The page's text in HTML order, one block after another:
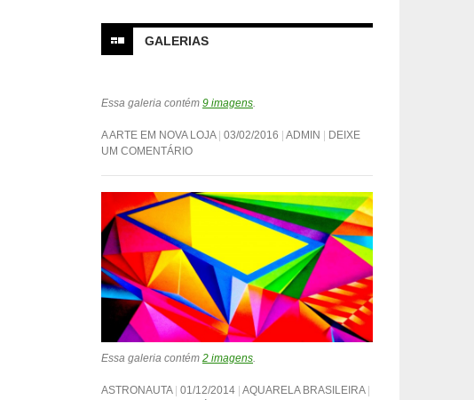
GALERIAS
Essa galeria contém 9 imagens
A ARTE EM NOVA LOJA 03/02/2016 ADMIN
DEIXE
UM COMENTÁRIO
Essa galeria contém 2 imagens.
ASTRONAUTA 01/12/2014 AQUARELA BRASILEIRA